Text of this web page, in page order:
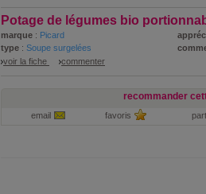
Potage de légumes bio
marque : Picard
type : Soupe surgelées
voir la fiche
commenter
recommander
email favoris